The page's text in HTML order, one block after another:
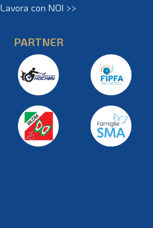
Lavora con NOI >>
PARTNER